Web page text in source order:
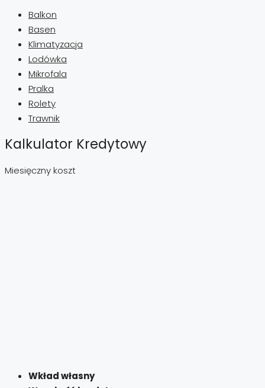
Balkon
Basen
Klimatyzacja
Lodówka
Mikrofala
Pralka
Rolety
Trawnik
Kalkulator Kredytowy
Miesięczny koszt
Wkład własny